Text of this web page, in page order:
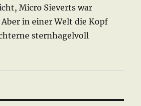
Micro Sieverts war
in einer Welt die Kopf
sternhagelvoll